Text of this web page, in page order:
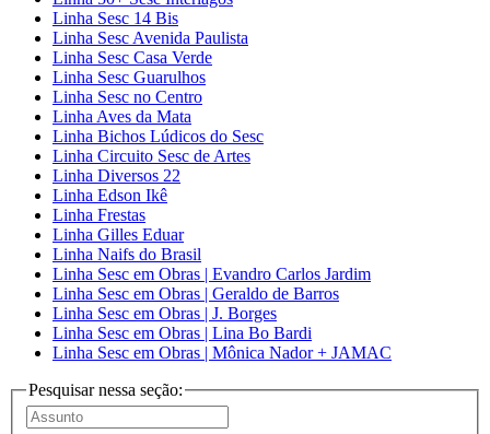
Linha Sesc 14 Bis
Linha Sesc Avenida Paulista
Linha Sesc Casa Verde
Linha Sesc Guarulhos
Linha Sesc no Centro
Linha Aves da Mata
Linha Bichos Lúdicos do Sesc
Linha Circuito Sesc de Artes
Linha Diversos 22
Linha Edson Ikê
Linha Frestas
Linha Gilles Eduar
Linha Naifs do Brasil
Linha Sesc em Obras | Evandro Carlos Jardim
Linha Sesc em Obras | Geraldo de Barros
Linha Sesc em Obras | J. Borges
Linha Sesc em Obras | Lina Bo Bardi
Linha Sesc em Obras | Mônica Nador + JAMAC
Pesquisar nessa seção: